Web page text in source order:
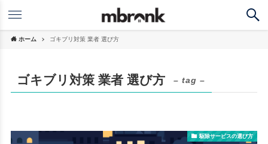
ホーム ゴキブリ対策 業者 選び方
ゴキブリ対策 業者 選び方 – tag –
駆除サービスの選び方